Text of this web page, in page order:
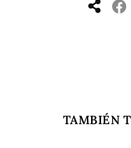
TAMBIÉN